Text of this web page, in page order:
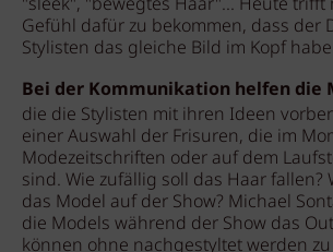
Gefühl dafür zu bekommen, dass der
Stylisten das gleiche Bild im Kopf
Bei der Kommunikation helfen die
die die Stylisten mit ihren Ideen
einer Auswahl der Frisuren, die im
Modezeitschriften oder auf dem
sind. Wie zufällig soll das Haar fallen?
das Model auf der Show? Michael
die Models während der Show das
können ohne nachgestyltet werden